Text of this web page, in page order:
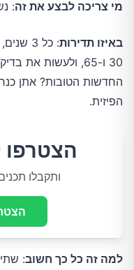
מי צריכה לבצע את זה:
באיזו תדירות
החדשות הטובות? אתן
הפיזית.
הצטרפו
ותקבלו
למה זה כל כך חשוב: